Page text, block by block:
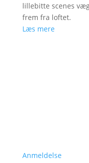
lillebitte scenes
frem fra loftet.
Læs mere
Anmeldelse